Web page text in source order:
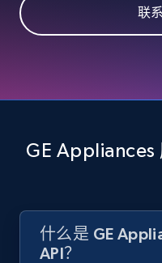
price, and more.
1.9K+ 323+
Amazon products
Asin, URL, Name,
联
GE Appliances
什么是 GE
API？